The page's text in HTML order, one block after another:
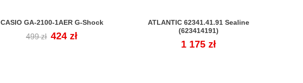
CASIO GA-2100-1AER G-Shock
Cena
499 zł Cena
424 zł

ATLANTIC 62341.41.91 Sealine
(623414191)
Cena
1 175 zł
